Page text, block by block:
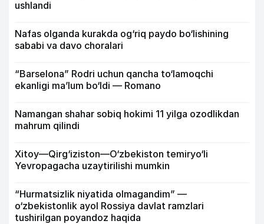
ushlandi
Nafas olganda kurakda og‘riq paydo bo‘lishining
sababi va davo choralari
“Barselona” Rodri uchun qancha to‘lamoqchi
ekanligi ma’lum bo‘ldi — Romano
Namangan shahar sobiq hokimi 11 yilga ozodlikdan
mahrum qilindi
Xitoy—Qirg‘iziston—O‘zbekiston temiryo‘li
Yevropagacha uzaytirilishi mumkin
“Hurmatsizlik niyatida olmagandim” —
o‘zbekistonlik ayol Rossiya davlat ramzlari
tushirilgan poyandoz haqida